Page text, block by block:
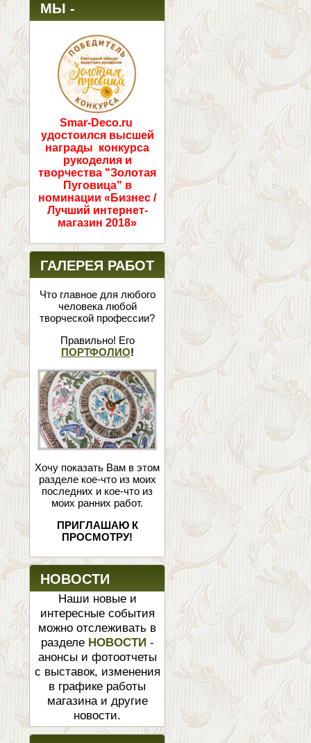
МЫ -
ПОБЕДИТЕЛИ!
Smar-Deco.ru
удостоился высшей
награды конкурса
рукоделия и
творчества "Золотая
Пуговица" в
номинации «Бизнес /
Лучший интернет-
магазин 2018»
ГАЛЕРЕЯ РАБОТ
Что главное для любого
человека любой
творческой профессии?
Правильно! Его
ПОРТФОЛИО!
Хочу показать Вам в этом
разделе кое-что из моих
последних и кое-что из
моих ранних работ.
ПРИГЛАШАЮ К
ПРОСМОТРУ!
НОВОСТИ
Наши новые и
интересные события
можно отслеживать в
разделе НОВОСТИ -
анонсы и фотоотчеты
с выставок, изменения
в графике работы
магазина и другие
новости.